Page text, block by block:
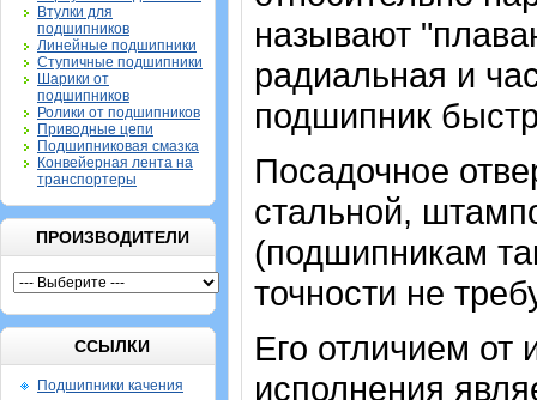
Втулки для
подшипников
Линейные подшипники
Ступичные подшипники
Шарики от
подшипников
Ролики от подшипников
Приводные цепи
Подшипниковая смазка
Конвейерная лента на
транспортеры
ПРОИЗВОДИТЕЛИ
ССЫЛКИ
Подшипники качения
называют
радиальная и
подшипник
Посадочное
стальной,
(подшипникам
точности не
Его отличием от
исполнения